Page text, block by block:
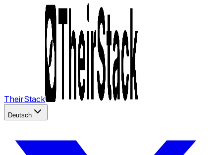
TheirStack
Deutsch